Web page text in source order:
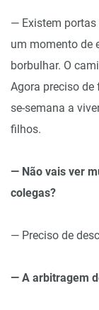
— Existem
um momento de
borbulhar. O
Agora preciso de
se-semana a
filhos.
— Não vais ver
colegas?
— Preciso de
— A arbitragem